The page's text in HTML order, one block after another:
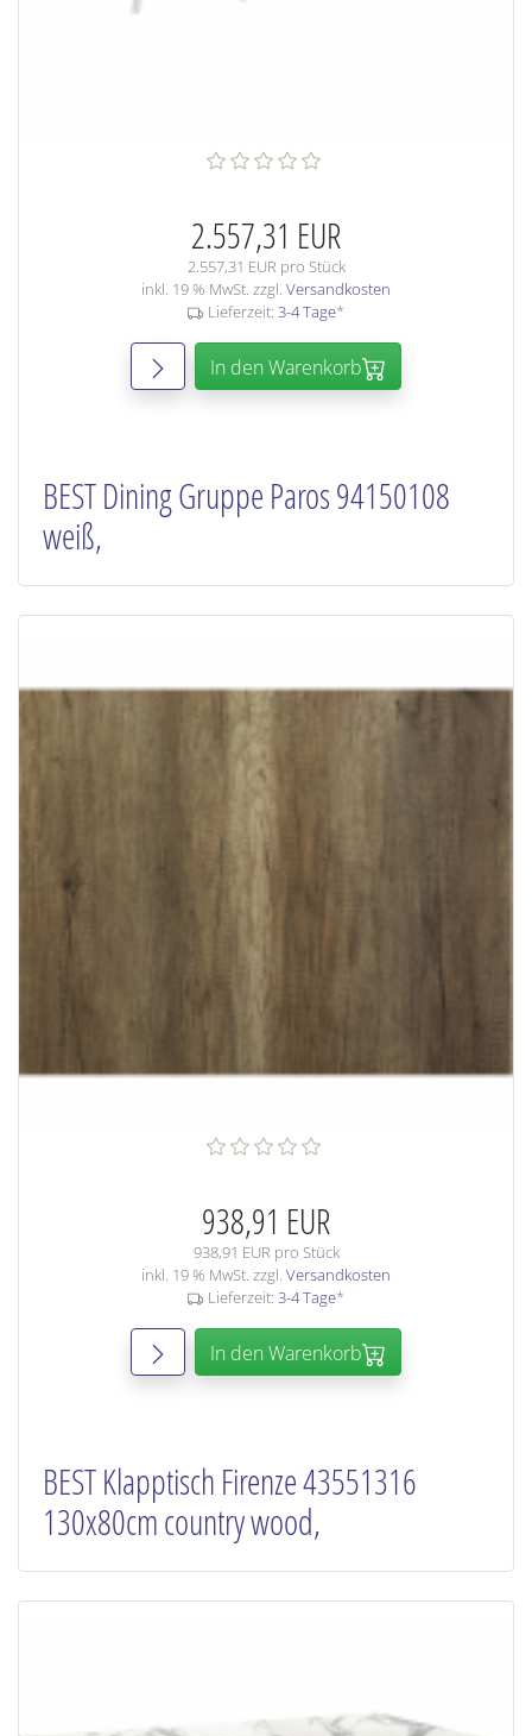
2.557,31 EUR
2.557,31 EUR pro Stück
inkl. 19 % MwSt. zzgl. Versandkosten
Lieferzeit: 3-4 Tage*
In den Warenkorb
BEST Dining Gruppe Paros 94150108
weiß,
938,91 EUR
938,91 EUR pro Stück
inkl. 19 % MwSt. zzgl. Versandkosten
Lieferzeit: 3-4 Tage*
In den Warenkorb
BEST Klapptisch Firenze 43551316
130x80cm country wood,